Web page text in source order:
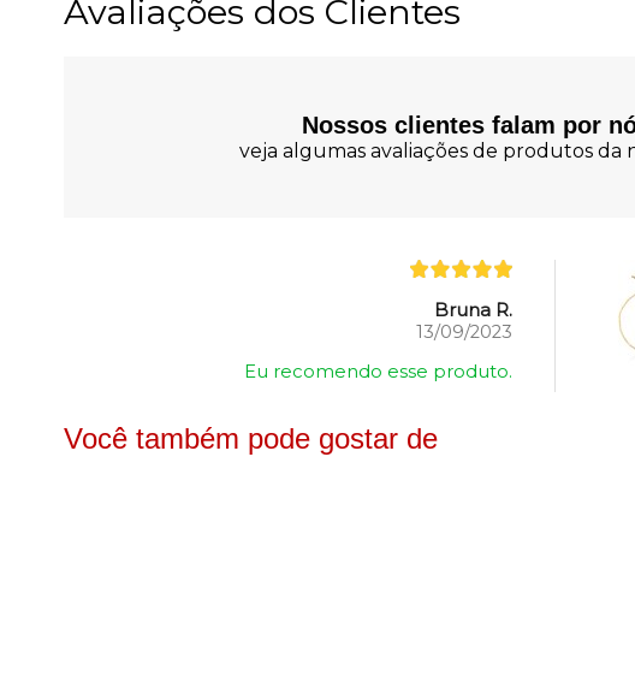
Avaliações dos Clientes
Nossos clientes falam por
veja algumas avaliações de produtos da
Bruna R.
13/09/2023
Eu recomendo esse produto.
Você também pode gostar de